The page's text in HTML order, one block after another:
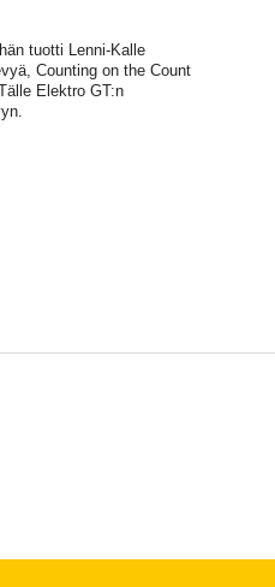
tuotti Lenni-Kalle
Counting on the Count
Elektro GT:n